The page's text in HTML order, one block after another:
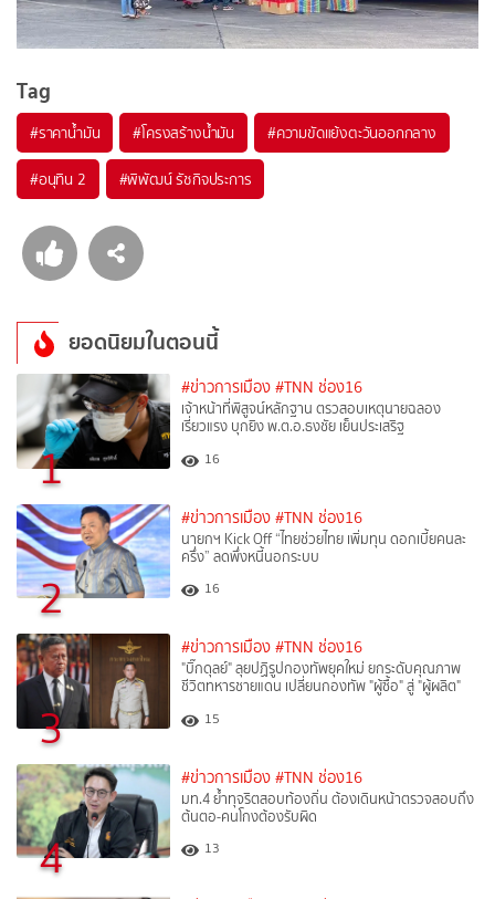
Tag
#ราคาน้ำมัน #โครงสร้างน้ำมัน #ความขัดแย้งตะวันออกกลาง
#อนุทิน 2 #พิพัฒน์ รัชกิจประการ
ยอดนิยมในตอนนี้
1
#ข่าวการเมือง #TNN ช่อง16
เจ้าหน้าที่พิสูจน์หลักฐาน ตรวสอบเหตุนายฉลอง
เรี่ยวแรง บุกยิง พ.ต.อ.ธงชัย เย็นประเสริฐ
16
2
#ข่าวการเมือง #TNN ช่อง16
นายกฯ Kick Off “ไทยช่วยไทย เพิ่มทุน ดอกเบี้ยคนละ
ครึ่ง” ลดพึ่งหนี้นอกระบบ
16
3
#ข่าวการเมือง #TNN ช่อง16
"บิ๊กดุลย์" ลุยปฏิรูปกองทัพยุคใหม่ ยกระดับคุณภาพ
ชีวิตทหารชายแดน เปลี่ยนกองทัพ "ผู้ซื้อ" สู่ "ผู้ผลิต"
15
4
#ข่าวการเมือง #TNN ช่อง16
มท.4 ย้ำทุจริตสอบท้องถิ่น ต้องเดินหน้าตรวจสอบถึง
ต้นตอ-คนโกงต้องรับผิด
13